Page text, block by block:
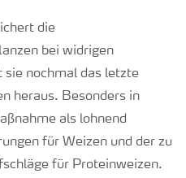
die
bei widrigen
sie nochmal das letzte
heraus. Besonders in
als lohnend
für Weizen und der zu
für Proteinweizen.